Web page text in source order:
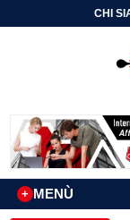
CHI
MENÙ
+